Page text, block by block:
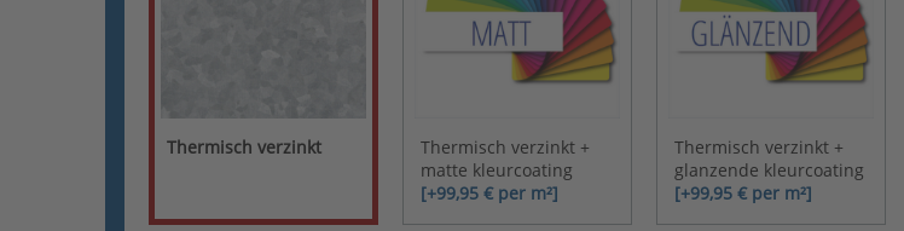
Thermisch verzinkt
Thermisch verzinkt +
matte kleurcoating
[+99,95 € per m²]
Thermisch verzinkt +
glanzende kleurcoating
[+99,95 € per m²]